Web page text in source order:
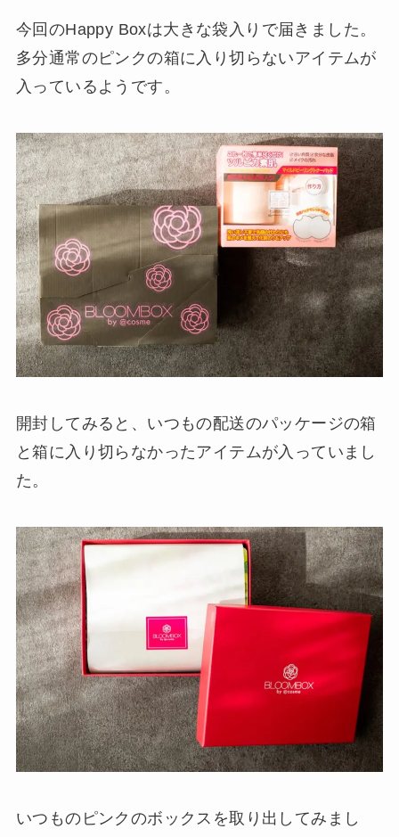
今回のHappy Boxは大きな袋入りで届きました。
多分通常のピンクの箱に入り切らないアイテムが
入っているようです。
開封してみると、いつもの配送のパッケージの箱
と箱に入り切らなかったアイテムが入っていまし
た。
いつものピンクのボックスを取り出してみまし